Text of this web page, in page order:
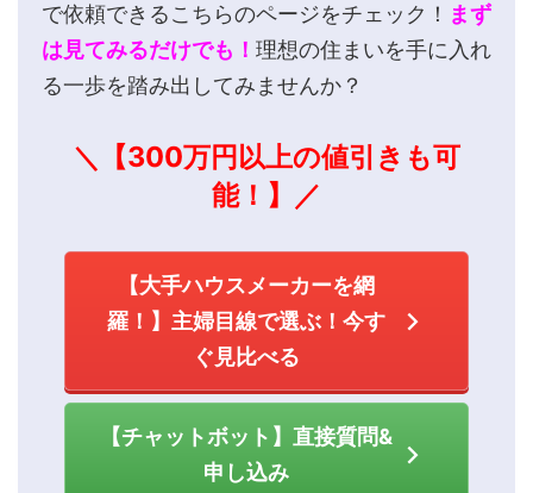
で依頼できるこちらのページをチェック！ まず
は見てみるだけでも！ 理想の住まいを手に入れ
る一歩を踏み出してみませんか？
＼【300万円以上の値引きも可
能！】／
【大手ハウスメーカーを網
羅！】主婦目線で選ぶ！今す
ぐ見比べる
【チャットボット】直接質問&
申し込み